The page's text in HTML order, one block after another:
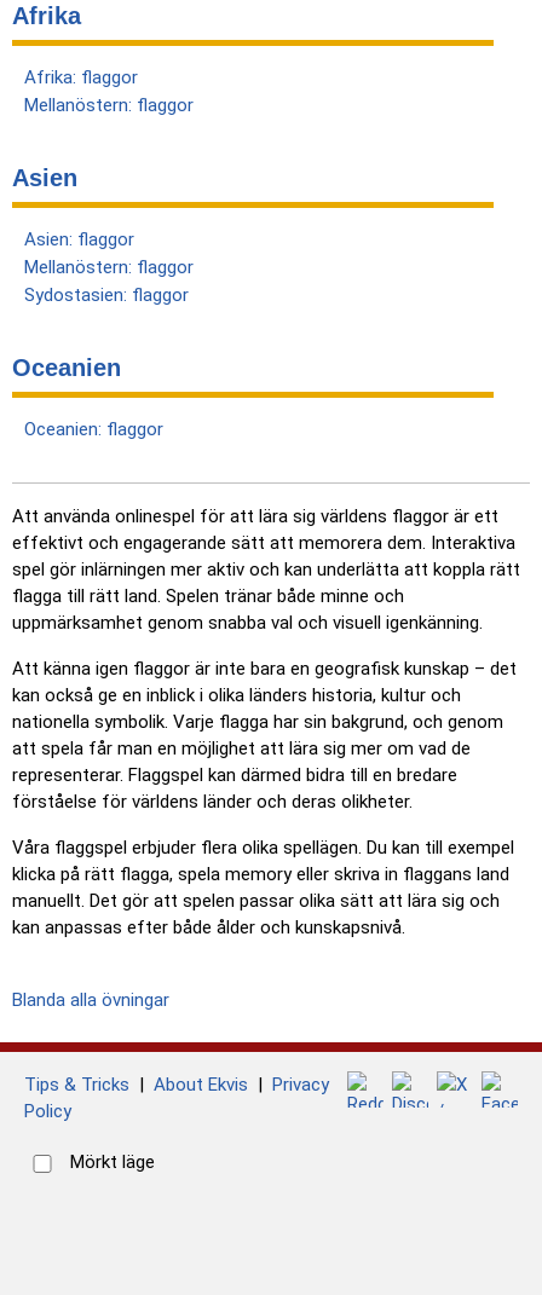
Afrika
Afrika: flaggor
Mellanöstern: flaggor
Asien
Asien: flaggor
Mellanöstern: flaggor
Sydostasien: flaggor
Oceanien
Oceanien: flaggor
Att använda onlinespel för att lära sig världens flaggor är ett
effektivt och engagerande sätt att memorera dem. Interaktiva
spel gör inlärningen mer aktiv och kan underlätta att koppla rätt
flagga till rätt land. Spelen tränar både minne och
uppmärksamhet genom snabba val och visuell igenkänning.
Att känna igen flaggor är inte bara en geografisk kunskap – det
kan också ge en inblick i olika länders historia, kultur och
nationella symbolik. Varje flagga har sin bakgrund, och genom
att spela får man en möjlighet att lära sig mer om vad de
representerar. Flaggspel kan därmed bidra till en bredare
förståelse för världens länder och deras olikheter.
Våra flaggspel erbjuder flera olika spellägen. Du kan till exempel
klicka på rätt flagga, spela memory eller skriva in flaggans land
manuellt. Det gör att spelen passar olika sätt att lära sig och
kan anpassas efter både ålder och kunskapsnivå.
Blanda alla övningar
Tips & Tricks | About Ekvis | Privacy
Policy
Mörkt läge